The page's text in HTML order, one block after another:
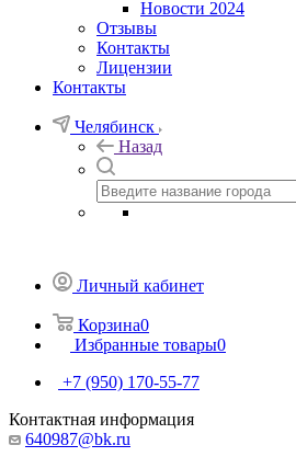
Новости 2024
Отзывы
Контакты
Лицензии
Контакты
Челябинск
Назад
Личный кабинет
Корзина0
Избранные товары0
+7 (950) 170-55-77
Контактная информация
640987@bk.ru